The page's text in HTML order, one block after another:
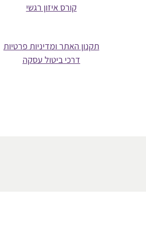
קורס איזון רגשי
תקנון האתר ומדיניות פרטיות
דרכי ביטול עסקה